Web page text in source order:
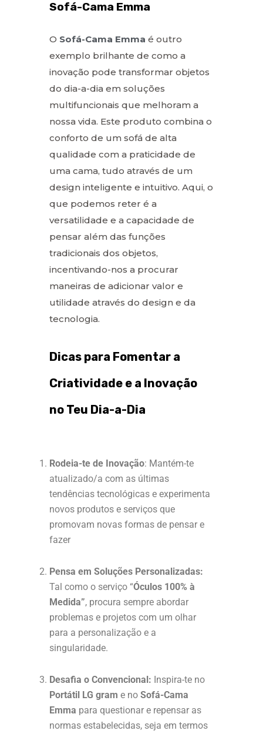
Sofá-Cama Emma
O Sofá-Cama Emma é outro
exemplo brilhante de como a
inovação pode transformar objetos
do dia-a-dia em soluções
multifuncionais que melhoram a
nossa vida. Este produto combina o
conforto de um sofá de alta
qualidade com a praticidade de
uma cama, tudo através de um
design inteligente e intuitivo. Aqui, o
que podemos reter é a
versatilidade e a capacidade de
pensar além das funções
tradicionais dos objetos,
incentivando-nos a procurar
maneiras de adicionar valor e
utilidade através do design e da
tecnologia.
Dicas para Fomentar a
Criatividade e a Inovação
no Teu Dia-a-Dia
Rodeia-te de Inovação: Mantém-te
atualizado/a com as últimas
tendências tecnológicas e experimenta
novos produtos e serviços que
promovam novas formas de pensar e
fazer
Pensa em Soluções Personalizadas:
Tal como o serviço “Óculos 100% à
Medida”, procura sempre abordar
problemas e projetos com um olhar
para a personalização e a
singularidade.
Desafia o Convencional: Inspira-te no
Portátil LG gram e no Sofá-Cama
Emma para questionar e repensar as
normas estabelecidas, seja em termos